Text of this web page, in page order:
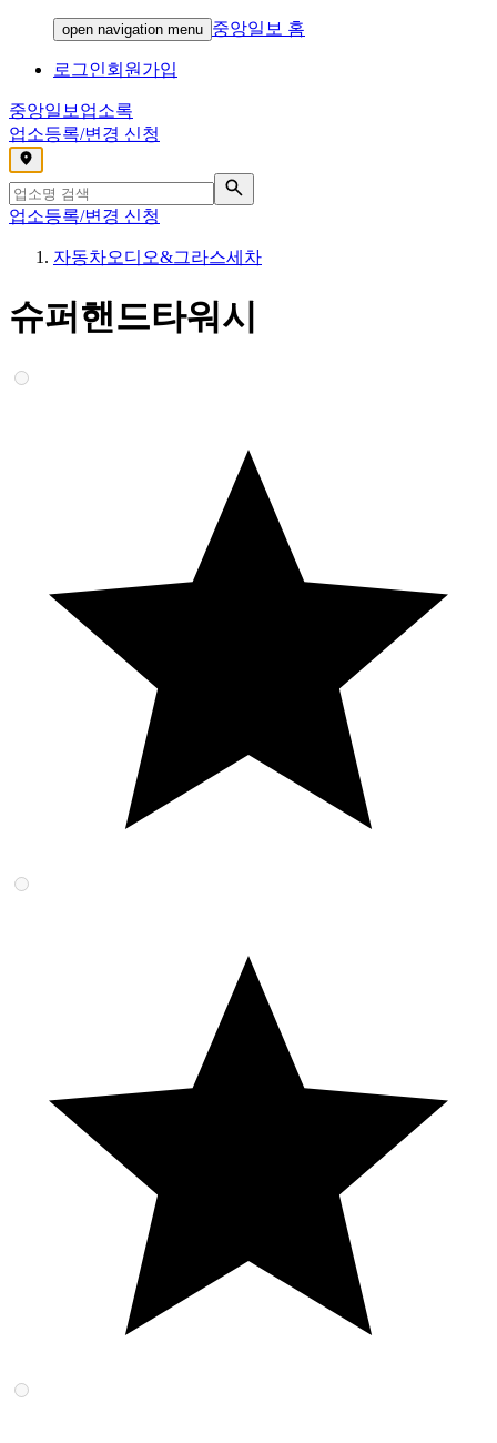
open navigation menu 중앙일보 홈
로그인회원가입
중앙일보 업소록
업소등록/변경 신청
,
업소등록/변경 신청
자동차오디오&그라스세차
슈퍼핸드타워시